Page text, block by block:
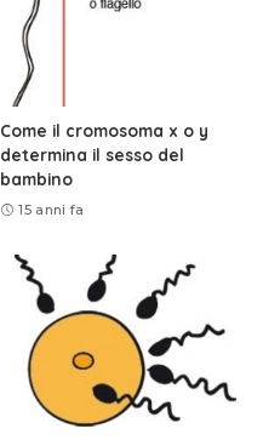
Come il cromosoma x o y
determina il sesso del
bambino
15 anni fa